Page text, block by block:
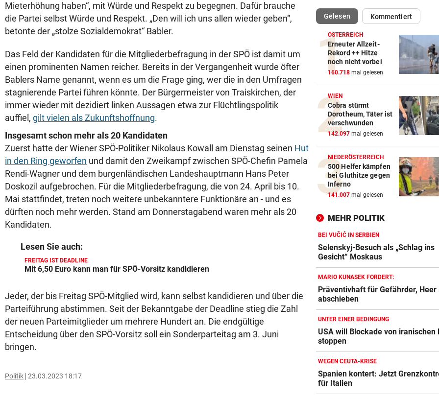
Mieterhöhung haben“, mit Würde und Respekt zu begegnen. Dafür brauche
die Partei selbst Würde und Respekt. „Den will ich uns allen wieder geben“,
betonte der „stolze Sozialdemokrat“ Babler.
Das Feld der Kandidaten für die Mitgliederbefragung in der SPÖ ist damit um
einen prominenten Namen reicher. Bereits in der Vergangenheit wurde öfter
Bablers Name genannt, wenn es um die Frage ging, wer die in den Umfragen
stagnierende Partei führen könnte. Der Bürgermeister von Traiskirchen, der
immer wieder mit dezidiert linken Aussagen etwa zur Flüchtlingspolitik
auffiel, gilt vielen als Zukunftshoffnung.
Insgesamt schon mehr als 20 Kandidaten
Zuerst hatte der Wiener SPÖ-Politiker Nikolaus Kowall am Dienstag seinen Hut
in den Ring geworfen und damit den Zweikampf zwischen SPÖ-Chefin Pamela
Rendi-Wagner und dem burgenländischen Landeshauptmann Hans Peter
Doskozil aufgebrochen. Für die Mitgliederbefragung, die von 24. April bis 10.
Mai stattfindet, treten noch weitere unbekanntere Funktionäre an - und es
dürften noch mehr werden. Stand am Donnerstagabend waren mehr als 20
Kandidaten.
Lesen Sie auch:
FREITAG IST DEADLINE
Mit 6,50 Euro kann man für SPÖ-Vorsitz kandidieren
Jeder, der bis Freitag SPÖ-Mitglied wird, kann selbst kandidieren und über die
Parteiführung abstimmen. Seit der Bekanntgabe der Deadline stieg die Zahl
der neuen Parteimitglieder um mehrere Hundert an. Die endgültige
Entscheidung über den SPÖ-Vorsitz soll ein Sonderparteitag am 3. Juni
bringen.
Politik 23.03.2023 18:17
Schon wieder Sprengstoff in
beliebtem See gefunden
WURDE NUR 27 JAHRE ALT
Uganda trauert!
Überfall ermordet
Kinder, Kinder: Freude und
Arbeit
UNFALL IN THALGAU
Radlerin (32) starb nach
mit Kipplaster
„NICHT WIEDERERKANNT!“
John Goodman: Supermarkt-
Flip-Flops am Steuer – darf
das wirklich?
PINKELNIG VOR COMEBACK
„Habe so viel Kraft wie schon
lange nicht mehr“
Ex-Olympionike spricht offen
seine Pornosucht
FOLGE VON SAMSTAG
Täglich fitter: Diese 20
schafft jeder!
Gelesen(ausgewählt)Kommentiert
ÖSTERREICH
Erneuter Allzeit-
Rekord ++ Hitze
noch nicht vorbei
160.718 mal gelesen
WIEN
Cobra stürmt
Dorotheum, Täter ist
verschwunden
142.097 mal gelesen
NIEDERÖSTERREICH
500 Helfer kämpfen
bei Gluthitze gegen
Inferno
141.007 mal gelesen
MEHR POLITIK
BEI VUČIĆ IN SERBIEN
Selenskyj-Besuch als „Schlag ins
Gesicht“ Moskaus
MARIO KUNASEK FORDERT:
Präventivhaft für Gefährder, Heer
abschieben
UNTER EINER BEDINGUNG
USA will Blockade von iranischen
stoppen
WEGEN CEUTA-KRISE
Spanien kontert: Jetzt
für Italien